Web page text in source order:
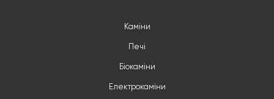
Каміни
Печі
Біокаміни
Електрокаміни